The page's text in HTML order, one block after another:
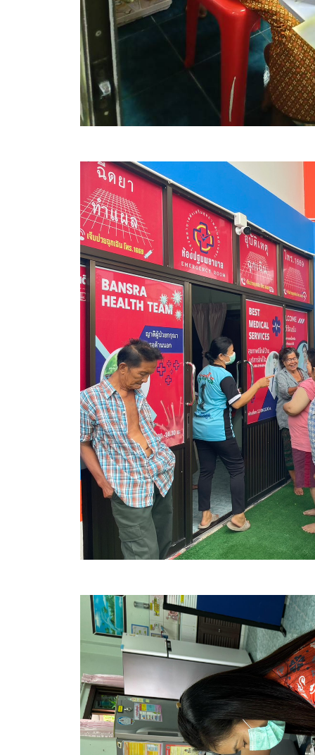
ประกาศราคากลาง
ประกาศเชิญชวนประกวดราคา (e-bidding)
ยกเลิกประกาศเชิญชวน
เปลี่ยนแปลงประกาศผู้ชนะ
เปลี่ยนแปลงประกาศเชิญชวน
ประกาศขายทอดตลาดทรัพย์สินประจำปี
ประกาศกำหนดอายุการใช้งานของสินทรัพย์ขององ
คู่มือการปฏิบัติงานฝ่ายทะเบียนพัสดุและทรัพย์สิน
การประเมินความพึงพอใจของการดำเนินงาน อบจ.
ขั้นตอนและวิธีการชำระภาษีฯ
แบบฟอร์มการชำระภาษีฯ
การบริการแบบเบ็ดเสร็จ (One Stop Service)
หนังสือสั่งการ
ระเบียบพัสดุฯ การจัดซื้อจัดจ้าง
การเสริมสร้างคุณธรรมจริยธรรม
ITA : การประเมินคุณธรรมและความโปร่งใสในการ
การจัดการความรู้ (KM)